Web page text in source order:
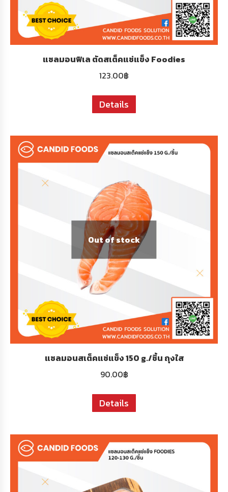
แซลมอนฟิเล ตัดสเต็คแช่แข็ง Foodies
123.00฿
Details
Out of stock
แซลมอนสเต็คแช่แข็ง 150 g./ชิ้น ถุงใส
90.00฿
Details